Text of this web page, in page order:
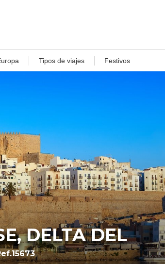
Tipos de viajes Festivos
DELTA DEL